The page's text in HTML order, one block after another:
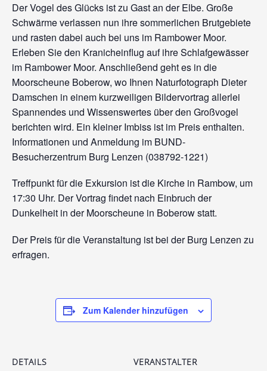
Der Vogel des Glücks ist zu Gast an der Elbe. Große
Schwärme verlassen nun ihre sommerlichen Brutgebiete
und rasten dabei auch bei uns im Rambower Moor.
Erleben Sie den Kranicheinflug auf ihre Schlafgewässer
im Rambower Moor. Anschließend geht es in die
Moorscheune Boberow, wo Ihnen Naturfotograph Dieter
Damschen in einem kurzweiligen Bildervortrag allerlei
Spannendes und Wissenswertes über den Großvogel
berichten wird. Ein kleiner Imbiss ist im Preis enthalten.
Informationen und Anmeldung im BUND-
Besucherzentrum Burg Lenzen (038792-1221)
Treffpunkt für die Exkursion ist die Kirche in Rambow, um
17:30 Uhr. Der Vortrag findet nach Einbruch der
Dunkelheit in der Moorscheune in Boberow statt.
Der Preis für die Veranstaltung ist bei der Burg Lenzen zu
erfragen.
Zum Kalender hinzufügen
DETAILS VERANSTALTER